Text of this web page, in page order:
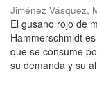
Jiménez Vásquez,
El gusano rojo de
Hammerschmidt
que se consume
su demanda y su